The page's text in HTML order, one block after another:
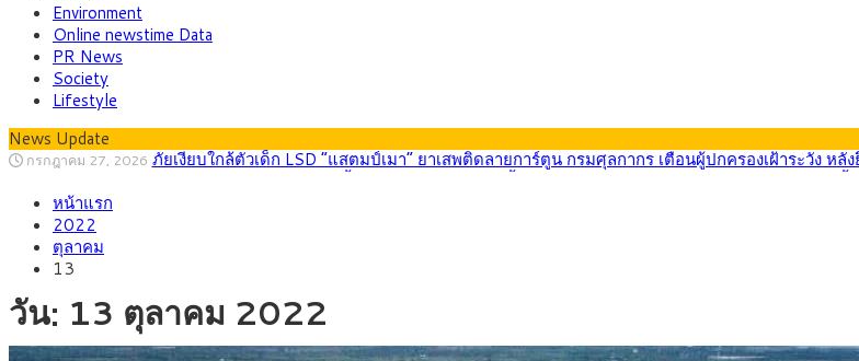
Environment
Online newstime Data
PR News
Society
Lifestyle
News Update
กรกฎาคม 27, 2026 กรุงศรี คาดเงินบาทสัปดาห์นี้ (27–31 ก.ค. 2569) ซื้อขายในกรอบ 33.40-34.00 มองเฟดคงดอกเบี้ย
สิงหาคม 4, 2026
สิงหาคม 3, 2026
สิงหาคม 1, 2026
กรกฎาคม 27, 2026
หน้าแรก
2022
ตุลาคม
13
วัน: 13 ตุลาคม 2022